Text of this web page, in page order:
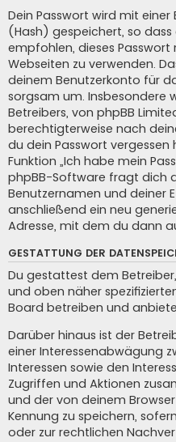
Dein Passwort wird mit einer
(Hash) gespeichert, so
empfohlen, dieses
Webseiten zu verwenden.
deinem Benutzerkonto für
sorgsam um. Insbesondere
Betreibers, von phpBB
berechtigterweise nach
du dein Passwort
Funktion „Ich habe mein
phpBB-Software fragt dich
Benutzernamen und deiner
anschließend ein neu
Adresse, mit dem du dann
GESTATTUNG DER
Du gestattest dem
und oben näher
Board betreiben und
Darüber hinaus ist der
einer Interessenabwägung
Interessen sowie den
Zugriffen und Aktionen
und der von deinem
Kennung zu speichern,
oder zur rechtlichen